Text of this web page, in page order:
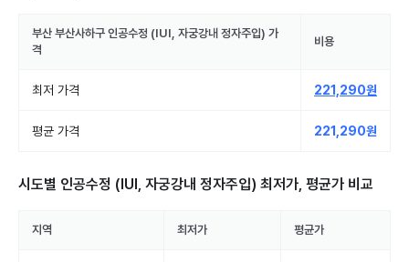
부산 부산사하구 인공수정 (IUI, 자궁강내 정자주입) 가
격
비용
최저 가격 221,290원
평균 가격 221,290원
시도별 인공수정 (IUI, 자궁강내 정자주입) 최저가, 평균가 비교
지역 최저가 평균가